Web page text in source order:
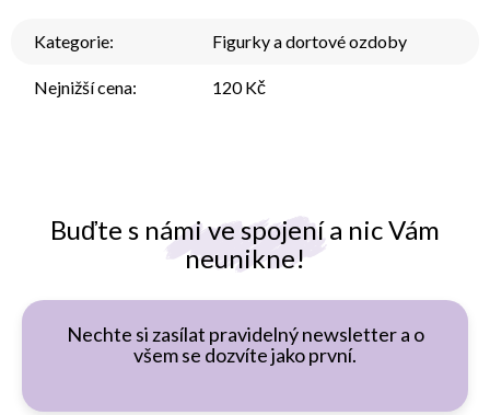
Buďte s námi ve spojení a nic Vám
neunikne!
Nechte si zasílat pravidelný newsletter a o
všem se dozvíte jako první.
Kategorie: Figurky a dortové ozdoby
Nejnižší cena: 120 Kč